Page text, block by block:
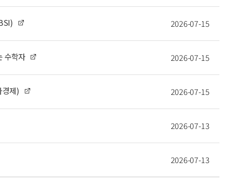
2026-07-15
수학자 2026-07-15
경제) 2026-07-15
2026-07-13
2026-07-13